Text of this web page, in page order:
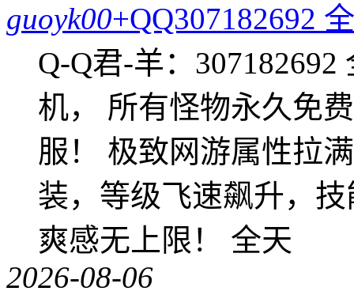
guoyk00+QQ307182692
Q-Q君-羊：
机， 所有怪物永久免
服！ 极致网游属性拉
装，等级飞速飙升，
爽感无上限！ 全天
2026-08-06